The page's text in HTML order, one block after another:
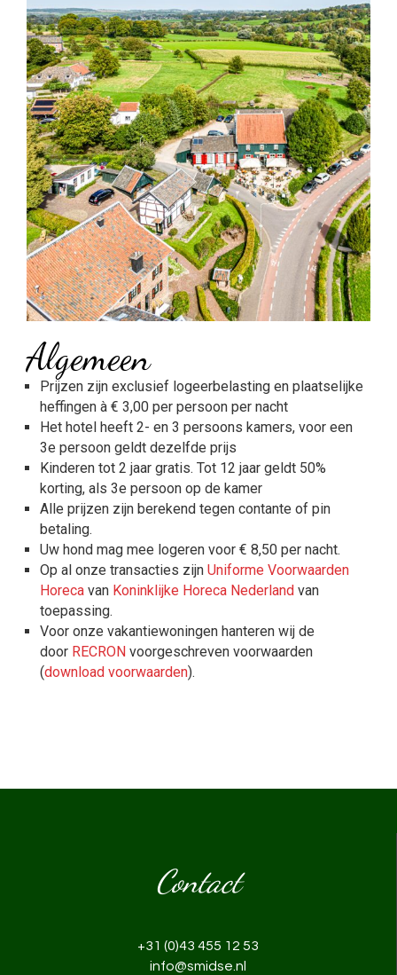
Algemeen
Prijzen zijn exclusief logeerbelasting en plaatselijke
heffingen à € 3,00 per persoon per nacht
Het hotel heeft 2- en 3 persoons kamers, voor een
3e persoon geldt dezelfde prijs
Kinderen tot 2 jaar gratis. Tot 12 jaar geldt 50%
korting, als 3e persoon op de kamer
Alle prijzen zijn berekend tegen contante of pin
betaling.
Uw hond mag mee logeren voor € 8,50 per nacht.
Op al onze transacties zijn Uniforme Voorwaarden
Horeca van Koninklijke Horeca Nederland van
toepassing.
Voor onze vakantiewoningen hanteren wij de
door RECRON voorgeschreven voorwaarden
(download voorwaarden).
Contact
+31 (0)43 455 12 53
info@smidse.nl